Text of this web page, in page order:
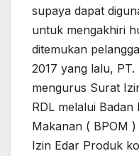
supaya dapat
untuk mengakhiri
ditemukan
2017 yang lalu,
mengurus Surat
RDL melalui
Makanan ( BPOM
Izin Edar Produk